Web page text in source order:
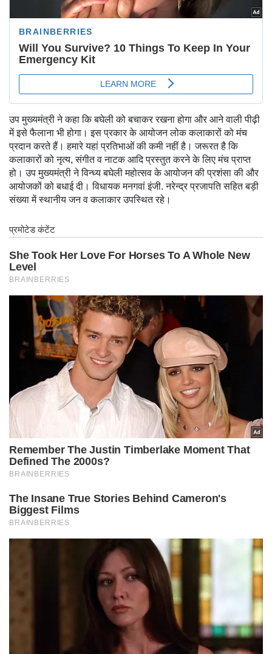
उप मुख्यमंत्री ने कहा कि बघेली को बचाकर रखना होगा और आने वाली पीढ़ी
में इसे फैलाना भी होगा। इस प्रकार के आयोजन लोक कलाकारों को मंच
प्रदान करते हैं। हमारे यहां प्रतिभाओं की कमी नहीं है। जरूरत है कि
कलाकारों को नृत्य, संगीत व नाटक आदि प्रस्तुत करने के लिए मंच प्राप्त
हो। उप मुख्यमंत्री ने विन्ध्य बघेली महोत्सव के आयोजन की प्रशंसा की और
आयोजकों को बधाई दी। विधायक मनगवां इंजी. नरेन्द्र प्रजापति सहित बड़ी
संख्या में स्थानीय जन व कलाकार उपस्थित रहे।